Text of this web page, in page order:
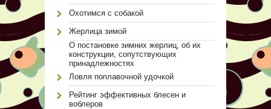
Охотимся с собакой
Жерлица зимой
О постановке зимних жерлиц, об их
конструкции, сопутствующих
принадлежностях
Ловля поплавочной удочкой
Рейтинг эффективных блесен и
воблеров